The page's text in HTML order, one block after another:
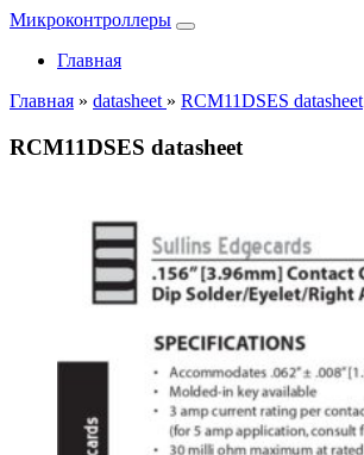
Микроконтроллеры
Главная
Главная » datasheet » RCM11DSES datasheet
RCM11DSES datasheet